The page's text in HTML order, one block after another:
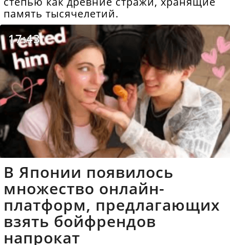
память тысячелетий.
17:43
В Японии появилось
множество онлайн-
платформ, предлагающих
взять бойфрендов
напрокат